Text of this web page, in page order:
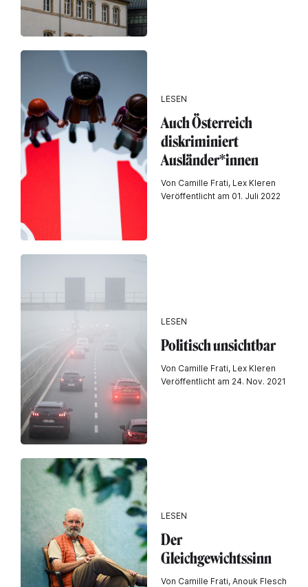
LESEN
Auch Österreich
diskriminiert
Ausländer*innen
Von Camille Frati, Lex Kleren
Veröffentlicht am 01. Juli 2022
LESEN
Politisch unsichtbar
Von Camille Frati, Lex Kleren
Veröffentlicht am 24. Nov. 2021
LESEN
Der
Gleichgewichtssinn
Von Camille Frati, Anouk Flesch